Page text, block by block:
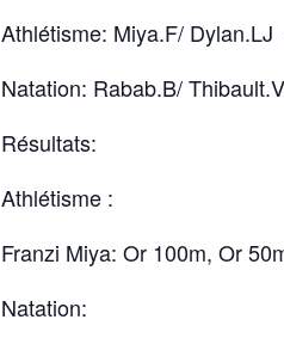
Athlétisme: Miya.F/
Natation: Rabab.B/
Résultats:
Athlétisme :
Franzi Miya: Or 100m, Or
Natation: